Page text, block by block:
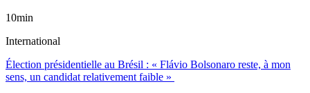
10min
International
Élection présidentielle au Brésil : « Flávio Bolsonaro reste, à mon
sens, un candidat relativement faible »